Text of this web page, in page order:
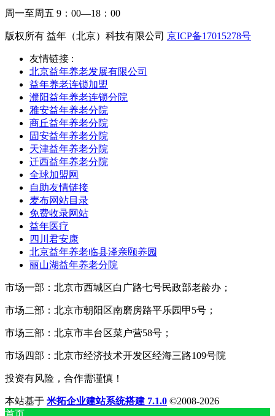
周一至周五 9：00—18：00
版权所有 益年（北京）科技有限公司 京ICP备17015278号
友情链接 :
北京益年养老发展有限公司
益年养老连锁加盟
濮阳益年养老连锁分院
雅安益年养老分院
商丘益年养老分院
固安益年养老分院
天津益年养老分院
迁西益年养老分院
全球加盟网
自助友情链接
麦布网站目录
免费收录网站
益年医疗
四川君安康
北京益年养老临县泽亲颐养园
丽山湖益年养老分院
市场一部：北京市西城区白广路七号民政部老龄办；
市场二部：北京市朝阳区南磨房路平乐园甲5号；
市场三部：北京市丰台区菜户营58号；
市场四部：北京市经济技术开发区经海三路109号院
投资有风险，合作需谨慎！
本站基于 米拓企业建站系统搭建 7.1.0 ©2008-2026
首页